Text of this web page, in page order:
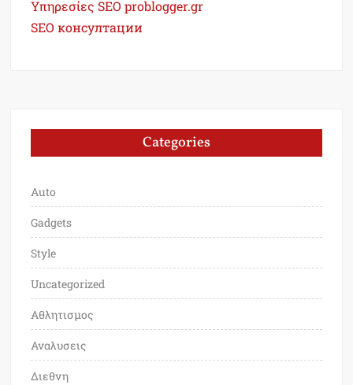
Υπηρεσίες SEO problogger.gr
SEO консултации
Categories
Auto
Gadgets
Style
Uncategorized
Αθλητισμος
Αναλυσεις
Διεθνη